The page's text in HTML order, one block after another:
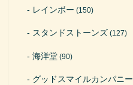
レインボー (150)
スタンドストーンズ (127)
海洋堂 (90)
グッドスマイルカンパニー